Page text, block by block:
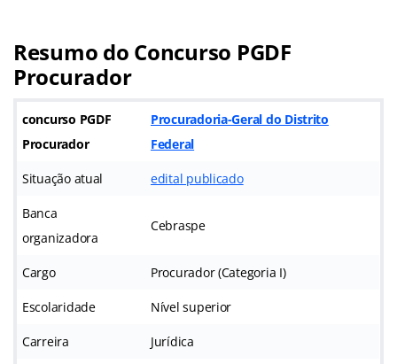
Resumo do Concurso PGDF
Procurador
concurso PGDF
Procurador
Procuradoria-Geral do Distrito
Federal
Situação atual edital publicado
Banca
organizadora
Cebraspe
Cargo Procurador (Categoria I)
Escolaridade Nível superior
Carreira Jurídica